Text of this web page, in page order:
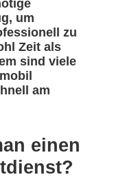
um
zu
Zeit als
sind viele
am
einen